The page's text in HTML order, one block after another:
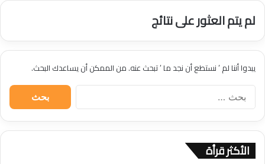
لم يتم العثور على نتائج
يبدوا أننا لم ’ نستطع أن نجد ما ’ تبحث عنه. من الممكن أن يساعدك البحث.
ا
ح
الأكثر قرأة